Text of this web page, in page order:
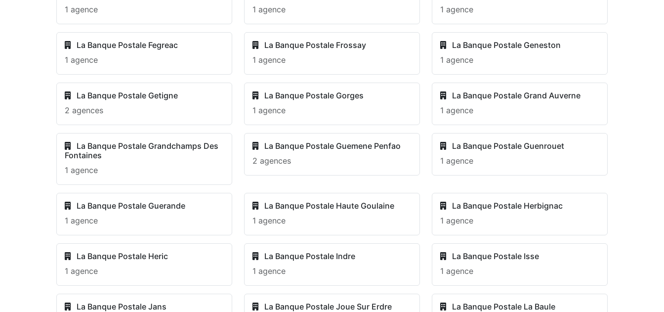
1 agence
1 agence
1 agence
La Banque Postale Fegreac
1 agence
La Banque Postale Frossay
1 agence
La Banque Postale Geneston
1 agence
La Banque Postale Getigne
2 agences
La Banque Postale Gorges
1 agence
La Banque Postale Grand Auverne
1 agence
La Banque Postale Grandchamps Des
Fontaines
1 agence
La Banque Postale Guemene Penfao
2 agences
La Banque Postale Guenrouet
1 agence
La Banque Postale Guerande
1 agence
La Banque Postale Haute Goulaine
1 agence
La Banque Postale Herbignac
1 agence
La Banque Postale Heric
1 agence
La Banque Postale Indre
1 agence
La Banque Postale Isse
1 agence
La Banque Postale Jans
La Banque Postale Joue Sur Erdre
La Banque Postale La Baule